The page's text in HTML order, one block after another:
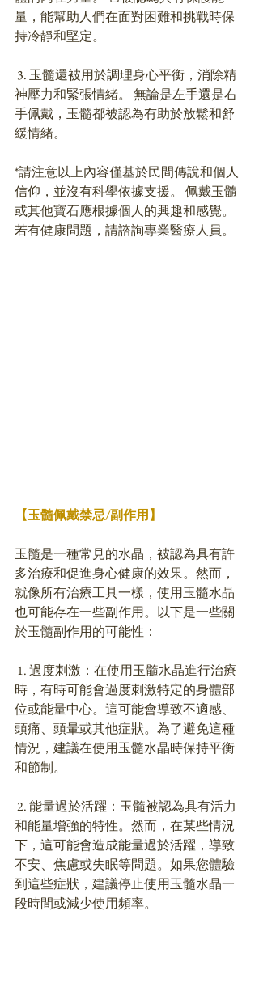
量，能幫助人們在面對困難和挑戰時保
持冷靜和堅定。
神壓力和緊張情緒。 無論是左手還是右
手佩戴，玉髓都被認為有助於放鬆和舒
緩情緒。
*請注意以上內容僅基於民間傳說和個人
信仰，並沒有科學依據支援。 佩戴玉髓
或其他寶石應根據個人的興趣和感覺。
若有健康問題，請諮詢專業醫療人員。
【玉髓佩戴禁忌/副作用】
玉髓是一種常見的水晶，被認為具有許
多治療和促進身心健康的效果。然而，
就像所有治療工具一樣，使用玉髓水晶
也可能存在一些副作用。以下是一些關
於玉髓副作用的可能性：
時，有時可能會過度刺激特定的身體部
位或能量中心。這可能會導致不適感、
頭痛、頭暈或其他症狀。為了避免這種
情況，建議在使用玉髓水晶時保持平衡
和節制。
和能量增強的特性。然而，在某些情況
下，這可能會造成能量過於活躍，導致
不安、焦慮或失眠等問題。如果您體驗
到這些症狀，建議停止使用玉髓水晶一
段時間或減少使用頻率。